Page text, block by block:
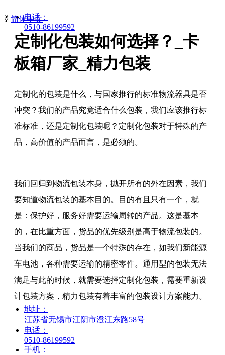
电话：
0510-86199592
ꀅ 简体中文
定制化包装如何选择？_卡
板箱厂家_精力包装
定制化的包装是什么，与国家推行的标准物流器具是否
冲突？我们的产品究竟适合什么包装，我们应该推行标
准标准，还是定制化包装呢？定制化包装对于特殊的产
品，高价值的产品而言，是必须的。
我们回归到物流包装本身，抛开所有的外在因素，我们
要知道物流包装的基本目的。目的有且只有一个，就
是：保护好，服务好需要运输周转的产品。这是基本
的，在比重方面，货品的优先级别是高于物流包装的。
当我们的商品，货品是一个特殊的存在，如我们新能源
车电池，各种需要运输的精密零件。通用型的包装无法
满足与此的时候，就需要选择定制化包装，需要重新设
计包装方案，精力包装有着丰富的包装设计方案能力。
地址：
江苏省无锡市江阴市澄江东路58号
电话：
0510-86199592
手机：